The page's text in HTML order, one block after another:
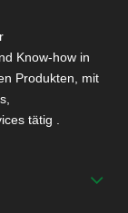
Know-how in
Produkten, mit
tätig .